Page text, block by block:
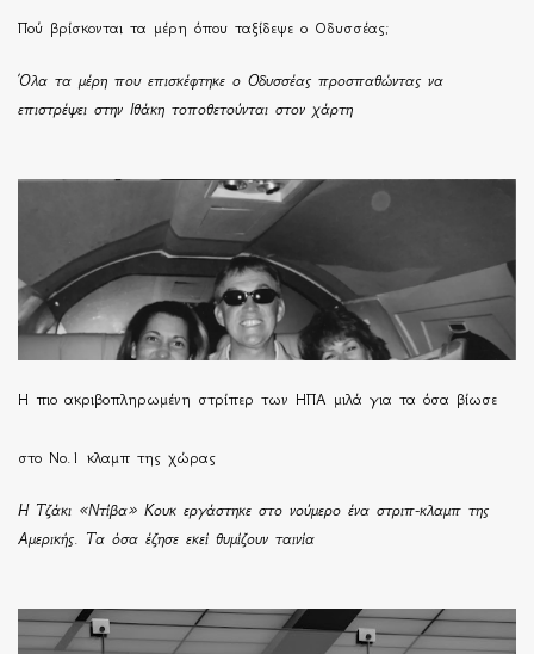
Πού βρίσκονται τα μέρη όπου ταξίδεψε ο Οδυσσέας;
Όλα τα μέρη που επισκέφτηκε ο Οδυσσέας προσπαθώντας να
επιστρέψει στην Ιθάκη τοποθετούνται στον χάρτη
H πιο ακριβοπληρωμένη στρίπερ των ΗΠΑ μιλά για τα όσα βίωσε
στο Νο.1 κλαμπ της χώρας
Η Τζάκι «Ντίβα» Κουκ εργάστηκε στο νούμερο ένα στριπ-κλαμπ της
Αμερικής. Τα όσα έζησε εκεί θυμίζουν ταινία